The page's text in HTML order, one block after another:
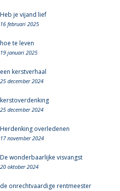
Heb je vijand lief
16 februari 2025
hoe te leven
19 januari 2025
een kerstverhaal
25 december 2024
kerstoverdenking
25 december 2024
Herdenking overledenen
17 november 2024
De wonderbaarlijke visvangst
20 oktober 2024
de onrechtvaardige rentmeester